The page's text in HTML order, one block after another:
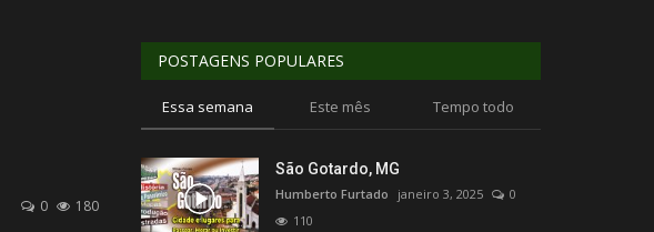
0 180
POSTAGENS POPULARES
Essa semana Este mês Tempo todo
São Gotardo, MG
Humberto Furtado janeiro 3, 2025
0
110